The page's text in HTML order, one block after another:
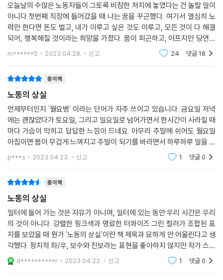
미지급, 성희롱 같은 문제를 마주했을 때 노동자 개인이 대처할 수 있는 것
은 거의 없으므로 노동조합으로 노동자들의 힘을 키우자는 것이다. 현재
노동자들의 복지를 책임지고 법적 보호장치의 역할을 하는 유급 병가, 유
급 연차, 유급 육아휴직, 부당 해고와 계약위반에 대한 싸움, 심지어는 주
말에 쉴 권리까지 모두 노동조합이 싸워서 이루어낸 성취다. 2016년 우버
이 지역 의회를 통해 정식으로 고용된 피고용인으로서 권리를 얻어낸 것처
럼 여전히 노동자들이 치르는 고군분투가 선례를 만들어낸다. 우리가 해야
할 일은 서로에게 총을 겨누는 제로섬 게임이 아닌 아래로부터의 혁명이
다. 일을 구하는 것은 곧 삶을 구하는 것이기에.
이 책을 읽어야 할 사람들
1. 일과 삶의 분리가 어려운 사람들
3. 최저임금, 휴식 시간 보장 등 노동권 이슈에 관심이 있는 사람들
4. 가사노동, 돌봄노동, 서비스 노동 등 주로 여성들의 영역이라 취급받는
노동에 대해 제대로 알고자 하는 사람들
5. 노동조합을 통한 사회변혁의 필요성을 절실히 느끼는 사람들
오늘날의 수많은 노동자들이 그토록 비참한 처지에 놓였다는 건 놀랄 일이
아니다.첫번째 직장에 들어갔을 때 나는 꿈을 꾸곤했다. 여기서 열심히 노
력만 한다면 돈도 벌고, 내가 이루고 싶은 것도 이루고, 모든 것이 다 해결
되어, 행복해질 것이라는 희망을 가졌다. 몸이 피곤하고, 아프지만 당연히
돈을 벌기 위해서는 이것쯤은 별거 아니라고 생각했다. 결국 나는 밤에 나
m******5 2023.04.28. 신고 24 댓글18
종이책
노동의 상실
언제부터인지 '월요병' 이라는 단어가 자주 쓰이고 있습니다. 금요일 저녁
에는 괜찮았다가 토요일, 그리고 일요일로 넘어가면서 한시간이 사라질 때
마다 가슴이 막히고 답답한 느낌이 드네요. 아무리 주말에 쉬어도 월요일
아침이면 몸이 무겁게 느껴지고 주말이 되기를 바라면서 하루하루 일을 하
면서 시간을 보냅니다. 최근에는 공황장애로 정신과 치료를 받거나 직장내
괴롭힘으로 자
p***s 2023.04.23. 신고 1 댓글0
종이책
노동의 상실
일터에 들어 가는 것은 자유가 아니며, 일터에 있는 동안 우리 시간은 우리
의 것이 아니다. 강렬한 핑크색과 명료한 터콰이즈 그린 컬러가 조합된 표
지를 보았을 때 뭔가 '노동의 상실'이란 책 제목과 묘하게 안 어울린다고 생
각했다. 정치적 좌/우, 보수와 진보라는 표현을 좋아하지 않지만 작가 스스
로 밝혔듯 이 책은 좌파 성향의 책이다. 노동자들에게 깨어나 권리와 자유
를 찾으라
d**********r 2023.04.22. 신고 1 댓글0